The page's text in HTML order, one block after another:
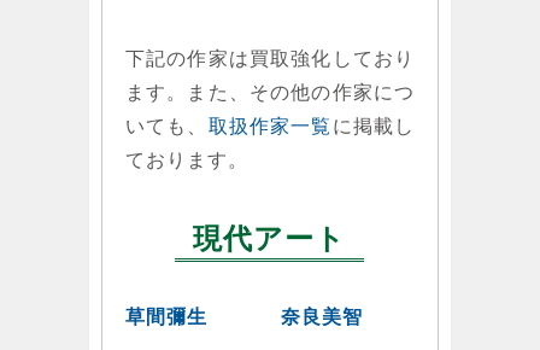
下記の作家は買取強化しており
ます。また、その他の作家につ
いても、 取扱作家一覧 に掲載し
ております。
現代アート
草間彌生 奈良美智